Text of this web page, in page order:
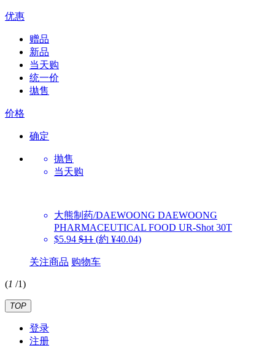
优惠
赠品
新品
当天购
统一价
拋售
价格
确定
抛售
当天购
大熊制药/DAEWOONG DAEWOONG
PHARMACEUTICAL FOOD UR-Shot 30T
$5.94 $11 (約 ¥40.04)
关注商品 购物车
(1 /1)
TOP
登录
注册